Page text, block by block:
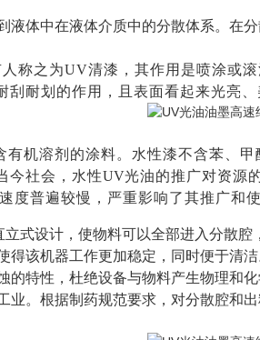
液体中在液体介质中的分散体系。在
称之为UV清漆，其作用是喷涂或
耐划的作用，且表面看起来光亮、
有机溶剂的涂料。水性漆不含苯、
今社会，水性UV光油的推广对资源
度普遍较慢，严重影响了其推广和使
式设计，使物料可以全部进入分散
得该机器工作更加稳定，同时便于清
的特性，杜绝设备与物料产生物理和
业。根据制药规范要求，对分散腔和